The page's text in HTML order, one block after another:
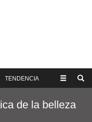
TENDENCIA
de la belleza